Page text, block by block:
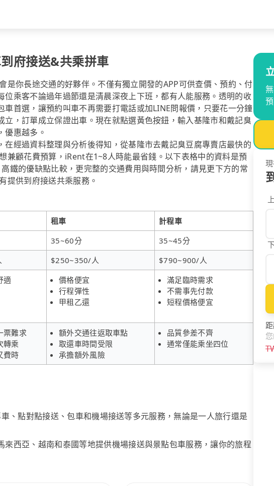
府接送&共乘拼車
你長途交通的好夥伴。不僅有獨立開發的APP可供查價、預約、付
乘客不論過年過節還是清晨深夜上下班，都有人能服務。透明的收
首選，讓預約叫車不再需要打電話或加LINE問報價，只要花一分鐘
，訂單成立保證出車。現在就點選黃色按鈕，輸入基隆市和戴記臭
優惠越多。
經過資料整理與分析後得知，從基隆市去戴記臭豆腐專賣店最快的
顧花費預算，iRent在1~8人時能最省錢。以下表格中的資料是預
鐵的優缺點比較，更完整的交通費用與時間分析，請見更下方的常
提供到府接送共乘服務。
租車
計程車
35~60分
35~45分
$250~350/人
$790~900/人
適
價格便宜
行程彈性
甲租乙還
滿足臨時需求
不需事先付款
短程價格便宜
票難求
轉乘
費時
額外交通往返取車點
取還車時間受限
承擔額外風險
品質參差不齊
通常僅能乘坐四位
、點對點接送、包車和機場接送等多元服務，無論是一人旅行還是
西亞、越南和泰國等地提供機場接送與景點包車服務，讓你的旅程